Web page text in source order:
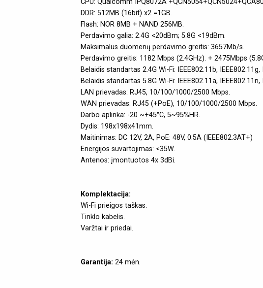
DDR: 512MB (16bit) x2 =1GB.
Flash: NOR 8MB + NAND 256MB.
Perdavimo galia: 2.4G <20dBm; 5.8G <19dBm.
Maksimalus duomenų perdavimo greitis: 3657Mb/s.
Perdavimo greitis: 1182 Mbps (2.4GHz). + 2475Mbps
Belaidis standartas 2.4G Wi-Fi: IEEE802.11b, IEEE802.11g,
Belaidis standartas 5.8G Wi-Fi: IEEE802.11a, IEEE802.11n,
LAN prievadas: RJ45, 10/100/1000/2500 Mbps.
WAN prievadas: RJ45 (+PoE), 10/100/1000/2500 Mbps.
Darbo aplinka: -20 ~+45°C, 5~95%HR.
Dydis: 198x198x41mm.
Maitinimas: DC 12V, 2A, PoE: 48V, 0.5A (IEEE802.3AT+)
Energijos suvartojimas: <35W.
Antenos: įmontuotos 4x 3dBi.
Komplektacija:
Wi-Fi prieigos taškas.
Tinklo kabelis.
Varžtai ir priedai.
Garantija: 24 mėn.